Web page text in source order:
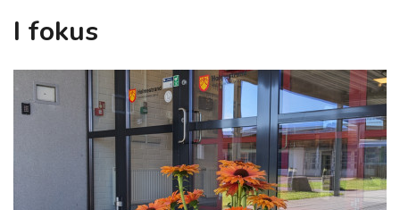
I fokus